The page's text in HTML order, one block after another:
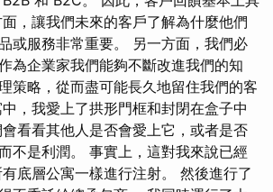
，讓我們未來的客戶了解為什麼他們
或服務非常重要。 另一方面，我們必
為企業家我們能夠不斷改進我們的知
策略，從而盡可能長久地留住我們的客
，我愛上了拱形門框和封閉在盒子中
看看其他人是否會愛上它，或者是否
不是利潤。 事實上，這對我來說已經
底層公寓一樣進行注射。 然後進行了